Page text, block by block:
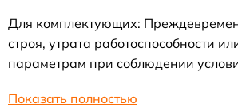
Для комплектующих:
строя, утрата работоспособности
параметрам при соблюдении
Показать полностью